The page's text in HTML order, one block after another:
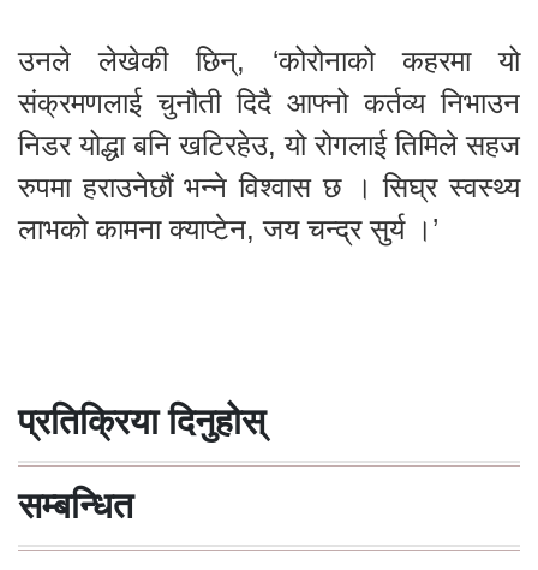
उनले लेखेकी छिन्, ‘कोरोनाको कहरमा यो
संक्रमणलाई चुनौती दिदै आफ्नो कर्तव्य निभाउन
निडर योद्धा बनि खटिरहेउ, यो रोगलाई तिमिले सहज
रुपमा हराउनेछौं भन्ने विश्वास छ । सिघ्र स्वस्थ्य
लाभको कामना क्याप्टेन, जय चन्द्र सुर्य ।’
प्रतिक्रिया दिनुहोस्
सम्बन्धित